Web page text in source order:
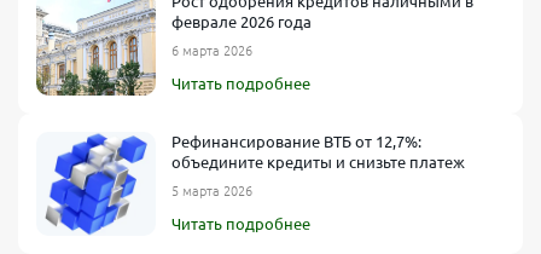
феврале 2026 года
6 марта 2026
Читать подробнее
Рефинансирование ВТБ от 12,7%:
объедините кредиты и снизьте платеж
5 марта 2026
Читать подробнее